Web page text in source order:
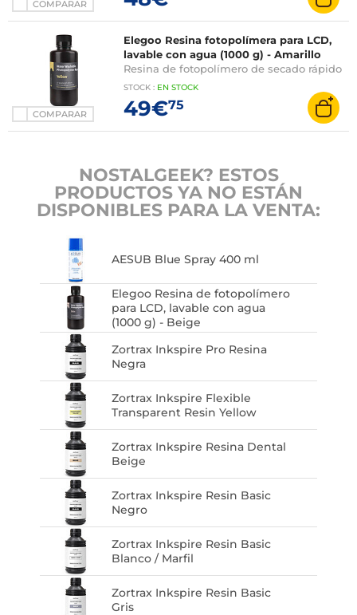
COMPARAR
COMPARAR
Elegoo Resina fotopolímera para LCD,
lavable con agua (1000 g) - Amarillo
Resina de fotopolímero de secado rápido
y lavable con agua para las impresoras
3D Elegoo - Amarillo
STOCK : EN STOCK
49€75
NOSTALGEEK? ESTOS
PRODUCTOS YA NO ESTÁN
DISPONIBLES PARA LA VENTA:
AESUB Blue Spray 400 ml
Elegoo Resina de fotopolímero
para LCD, lavable con agua
(1000 g) - Beige
Zortrax Inkspire Pro Resina
Negra
Zortrax Inkspire Flexible
Transparent Resin Yellow
Zortrax Inkspire Resina Dental
Beige
Zortrax Inkspire Resin Basic
Negro
Zortrax Inkspire Resin Basic
Blanco / Marfil
Zortrax Inkspire Resin Basic
Gris